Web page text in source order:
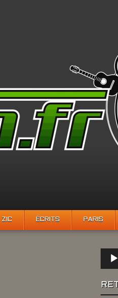
ZIC ÉCRITS PARIS
audio